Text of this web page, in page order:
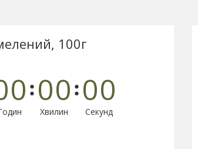
100г
0 00
Хвилин
00
Секунд